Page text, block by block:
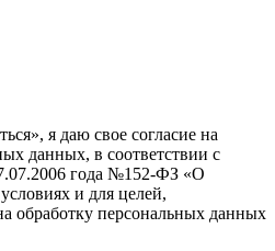
я даю свое согласие на
данных, в соответствии с
года №152-ФЗ «О
и для целей,
обработку персональных данных